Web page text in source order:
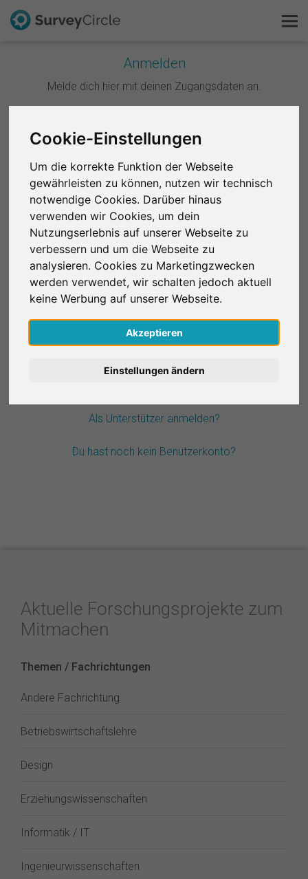
Cookie-Einstellungen
Um die korrekte Funktion der Webseite
gewährleisten zu können, nutzen wir technisch
notwendige Cookies. Darüber hinaus
verwenden wir Cookies, um dein
Nutzungserlebnis auf unserer Webseite zu
verbessern und um die Webseite zu
analysieren. Cookies zu Marketingzwecken
werden verwendet, wir schalten jedoch aktuell
keine Werbung auf unserer Webseite.
Akzeptieren
Einstellungen ändern
Anmelden
Melde dich hier mit deinen Zugangsdaten an.
Weiter mit Google
Weiter mit Facebook
ODER
E-Mail
Passwort*
Passwort vergessen?
Als Unterstützer anmelden?
Du hast noch kein Benutzerkonto?
Aktuelle Forschungsprojekte zum
Mitmachen
Themen / Fachrichtungen
Andere Fachrichtung
Betriebswirtschaftslehre
Design
Erziehungswissenschaften
Informatik / IT
Ingenieurwissenschaften
Das ist SurveyCircle
FAQ
Kostenlos registrieren
Anmelden
Italiano